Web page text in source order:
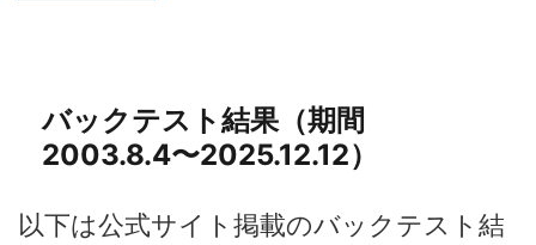
バックテスト結果（期間
2003.8.4〜2025.12.12）
以下は公式サイト掲載のバックテスト結